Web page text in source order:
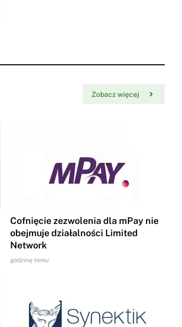
Zobacz więcej
Cofnięcie zezwolenia dla mPay nie
obejmuje działalności Limited
Network
godzinę temu